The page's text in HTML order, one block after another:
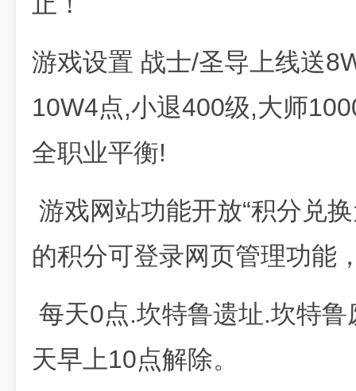
游戏设置 战士/圣导上线送
10W4点,小退400级,大师
全职业平衡!
游戏网站功能开放“积分兑
的积分可登录网页管理功能
每天0点.坎特鲁遗址.坎特
天早上10点解除。